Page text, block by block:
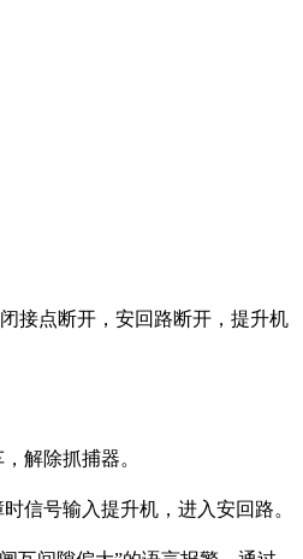
接点断开，安回路断开，提升机
解除抓捕器。
信号输入提升机，进入安回路。